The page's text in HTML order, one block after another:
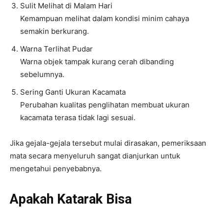
Sulit Melihat di Malam Hari
Kemampuan melihat dalam kondisi minim cahaya
semakin berkurang.
Warna Terlihat Pudar
Warna objek tampak kurang cerah dibanding
sebelumnya.
Sering Ganti Ukuran Kacamata
Perubahan kualitas penglihatan membuat ukuran
kacamata terasa tidak lagi sesuai.
Jika gejala-gejala tersebut mulai dirasakan, pemeriksaan
mata secara menyeluruh sangat dianjurkan untuk
mengetahui penyebabnya.
Apakah Katarak Bisa